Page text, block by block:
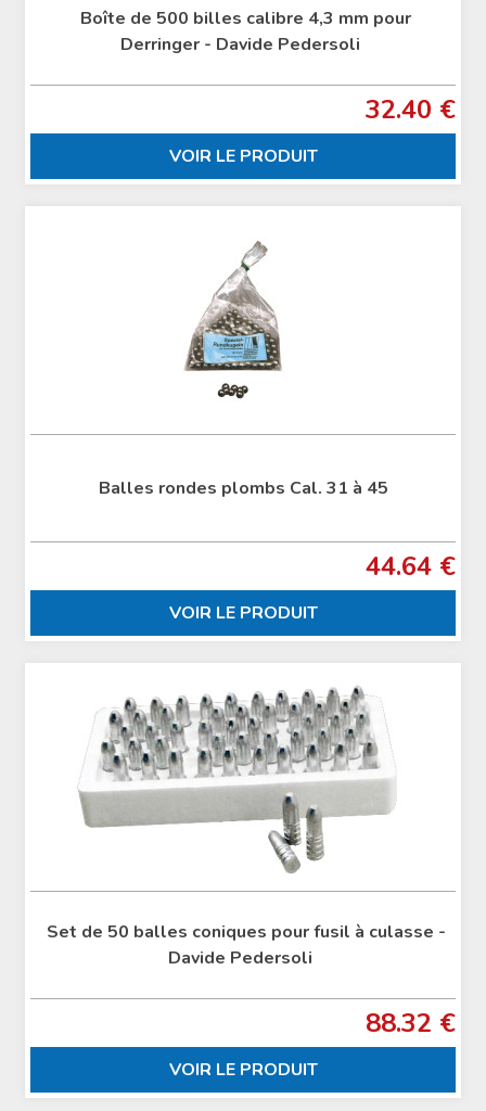
Boîte de 500 billes calibre 4,3 mm pour
Derringer - Davide Pedersoli
32.40 €
VOIR LE PRODUIT
Balles rondes plombs Cal. 31 à 45
44.64 €
VOIR LE PRODUIT
Set de 50 balles coniques pour fusil à culasse -
Davide Pedersoli
88.32 €
VOIR LE PRODUIT